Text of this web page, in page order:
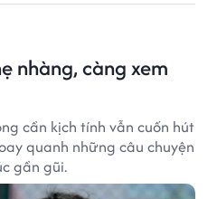
nhàng, càng xem
cần kịch tính vẫn cuốn hút
quanh những câu chuyện
gần gũi.